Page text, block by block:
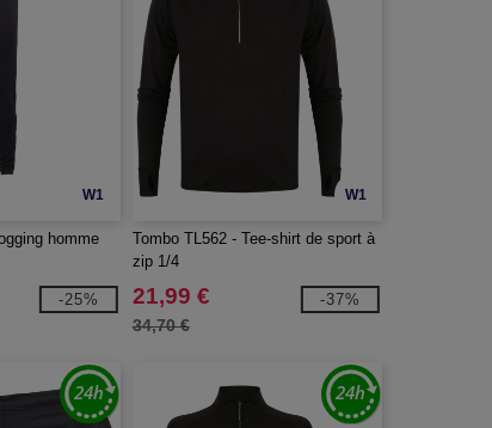
W1
homme
-25%
W1
Tombo TL562 - Tee-shirt de sport à
zip 1/4
21,99 €
34,70 €
-37%